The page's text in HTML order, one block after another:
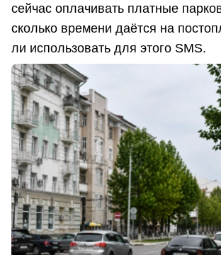
сейчас оплачивать платные
сколько времени даётся на
ли использовать для этого SMS.